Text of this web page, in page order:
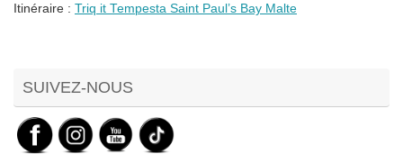
Itinéraire : Triq it Tempesta Saint Paul’s Bay Malte
SUIVEZ-NOUS